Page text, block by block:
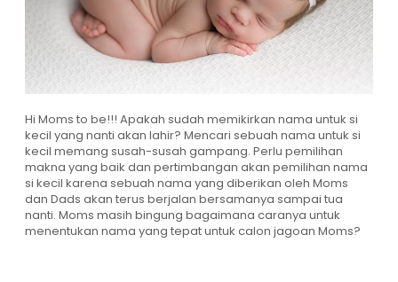
Hi Moms to be!!! Apakah sudah memikirkan nama untuk si
kecil yang nanti akan lahir? Mencari sebuah nama untuk si
kecil memang susah-susah gampang. Perlu pemilihan
makna yang baik dan pertimbangan akan pemilihan nama
si kecil karena sebuah nama yang diberikan oleh Moms
dan Dads akan terus berjalan bersamanya sampai tua
nanti. Moms masih bingung bagaimana caranya untuk
menentukan nama yang tepat untuk calon jagoan Moms?